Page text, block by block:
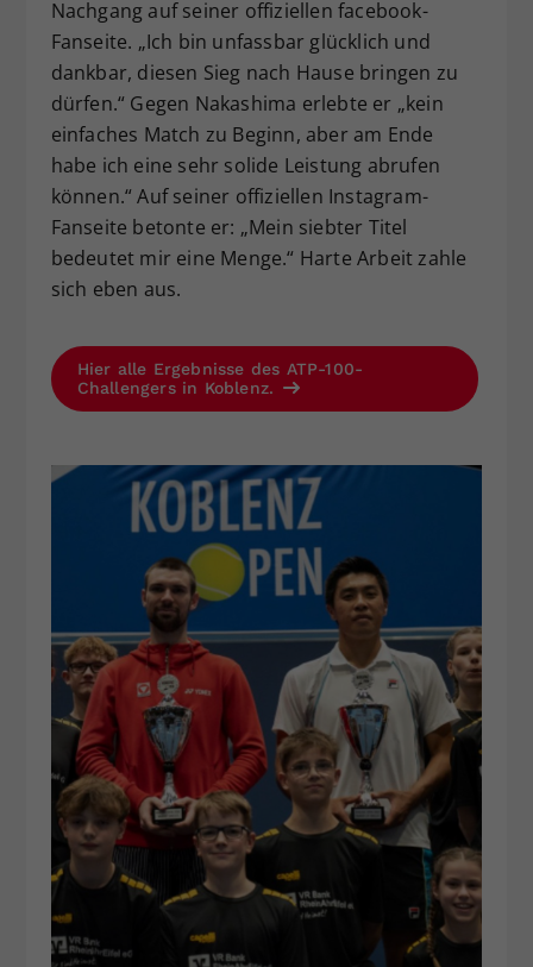
Nachgang auf seiner offiziellen facebook-
Fanseite. „Ich bin unfassbar glücklich und
dankbar, diesen Sieg nach Hause bringen zu
dürfen.“ Gegen Nakashima erlebte er „kein
einfaches Match zu Beginn, aber am Ende
habe ich eine sehr solide Leistung abrufen
können.“ Auf seiner offiziellen Instagram-
Fanseite betonte er: „Mein siebter Titel
bedeutet mir eine Menge.“ Harte Arbeit zahle
sich eben aus.
Hier alle Ergebnisse des ATP-100-
Challengers in Koblenz.